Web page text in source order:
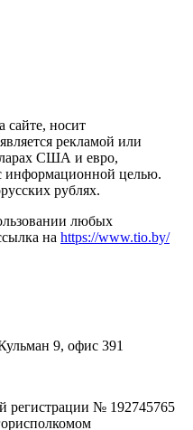
сайте, носит
рекламой или
США и евро,
информационной целью.
рублях.
любых
на https://www.tio.by/
9, офис 391
регистрации № 192745765